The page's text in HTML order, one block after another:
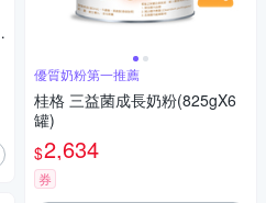
優質奶粉第一推薦
桂格 三益菌成長奶粉(825gX6
罐)
$2,634
券